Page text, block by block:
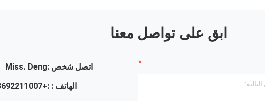
ابق على تواصل معنا
اتصل شخص :Miss. Deng
الهاتف : :+8618692211007